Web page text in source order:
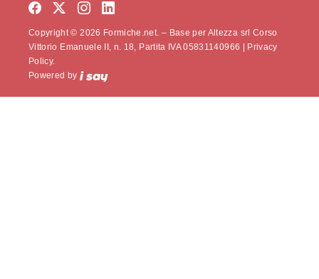
Copyright © 2026 Formiche.net. – Base per Altezza srl Corso
Vittorio Emanuele II, n. 18, Partita IVA 05831140966 |
Privacy
Policy.
Powered by